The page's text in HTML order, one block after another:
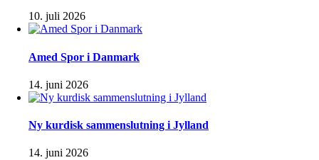
10. juli 2026
Amed Spor i Danmark
14. juni 2026
Ny kurdisk sammenslutning i Jylland
14. juni 2026